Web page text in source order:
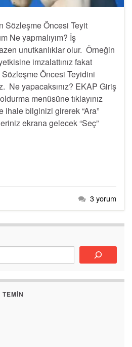
Sözleşme Öncesi Teyit
Ne yapmalıyım? İş
unutkanlıklar olur. Örneğin
imzalattınız fakat
Öncesi Teyidini
Ne yapacaksınız? EKAP Giriş
menüsüne tıklayınız
ihale bilginizi girerek “Ara”
ekrana gelecek “Seç”
3 yorum